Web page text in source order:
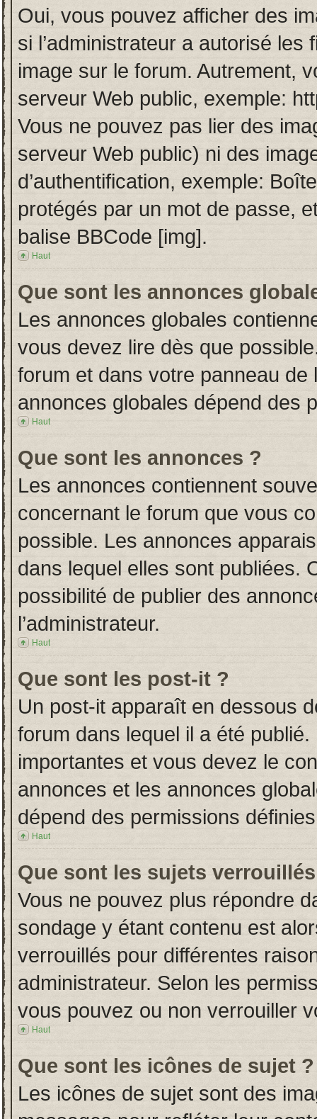
Oui, vous pouvez afficher des
si l’administrateur a autorisé
image sur le forum. Autrement,
serveur Web public, exemple:
Vous ne pouvez pas lier des
serveur Web public) ni des
d’authentification, exemple:
protégés par un mot de passe,
balise BBCode [img].
Haut
Que sont les annonces
Les annonces globales
vous devez lire dès que
forum et dans votre panneau de
annonces globales dépend des
Haut
Que sont les annonces ?
Les annonces contiennent
concernant le forum que vous
possible. Les annonces
dans lequel elles sont publiées.
possibilité de publier des
l’administrateur.
Haut
Que sont les post-it ?
Un post-it apparaît en dessous
forum dans lequel il a été
importantes et vous devez le
annonces et les annonces
dépend des permissions
Haut
Que sont les sujets
Vous ne pouvez plus répondre
sondage y étant contenu est
verrouillés pour différentes
administrateur. Selon les
vous pouvez ou non verrouiller
Haut
Que sont les icônes de sujet ?
Les icônes de sujet sont des